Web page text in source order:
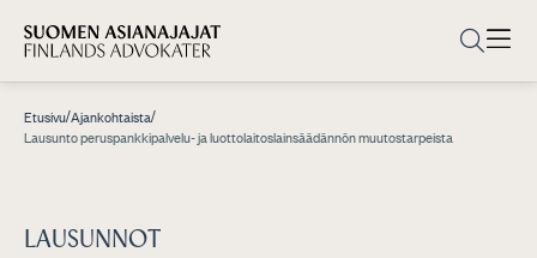
Etusivu/Ajankohtaista/
Lausunto peruspankkipalvelu- ja luottolaitoslainsäädännön muutostarpeista
LAUSUNNOT